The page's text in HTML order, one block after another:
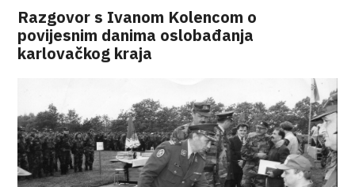
Razgovor s Ivanom Kolencom o
povijesnim danima oslobađanja
karlovačkog kraja